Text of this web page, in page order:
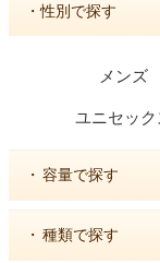
・性別で探す
メンズ
ユニセック
・ 容量で探す
・ 種類で探す